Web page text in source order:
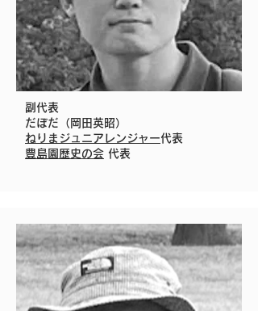
​副代表
だぼだ（岡田英昭）
​ねりまジュニアレンジャー代表
豊島園歴史の会 代表